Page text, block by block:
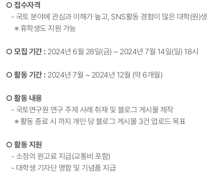
○ 접수자격
- 국토 분야에 관심과 이해가 높고, SNS활동 경험이 많은 대학(원)생
※휴학생도 지원 가능
○ 모집 기간 : 2024년 6월 28일(금) ~ 2024년 7월 14일(일) 18시
○ 활동 기간 : 2024년 7월 ~ 2024년 12월 (약 6개월)
○ 활동 내용
- 국토연구원 연구 주제 사례 취재 및 블로그 게시물 제작
※활동 종료 시 까지 개인 당 블로그 게시물 3건 업로드 목표
○ 활동 지원
- 소정의 원고료 지급(교통비 포함)
- 대학생 기자단 명함 및 기념품 지급